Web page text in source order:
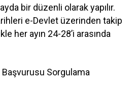
bir düzenli olarak yapılır.
e-Devlet üzerinden takip
her ayın 24-28’i arasında
Başvurusu Sorgulama